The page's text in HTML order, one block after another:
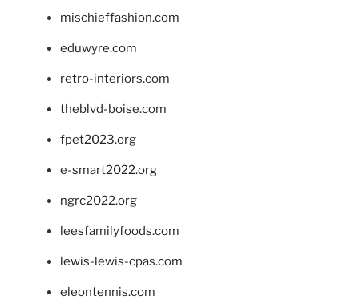
mischieffashion.com
eduwyre.com
retro-interiors.com
theblvd-boise.com
fpet2023.org
e-smart2022.org
ngrc2022.org
leesfamilyfoods.com
lewis-lewis-cpas.com
eleontennis.com